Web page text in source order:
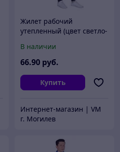
Жилет рабочий
утепленный (цвет светло-
В наличии
66.90 руб.
Купить
Интернет-магазин | VM
г. Могилев